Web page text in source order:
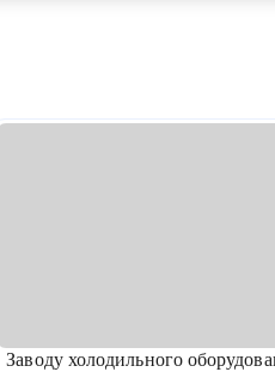
Заводу холодильного